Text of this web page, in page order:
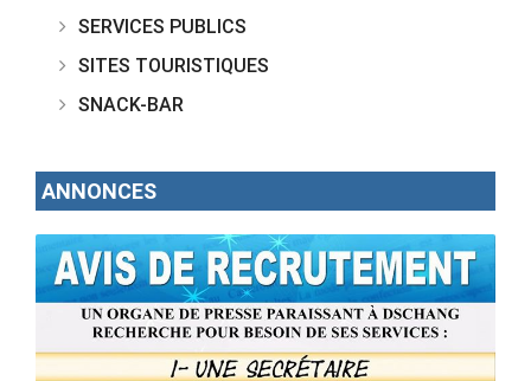
SERVICES PUBLICS
SITES TOURISTIQUES
SNACK-BAR
ANNONCES